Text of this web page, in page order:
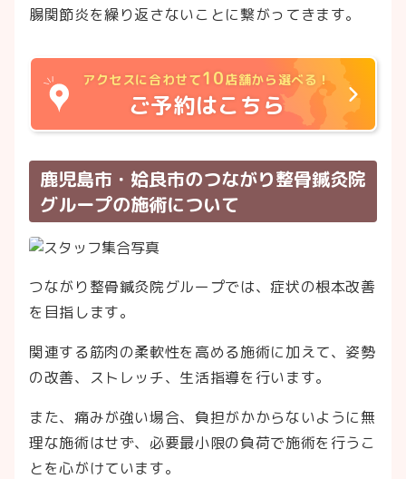
腸関節炎を繰り返さないことに繋がってきます。
アクセスに合わせて10店舗から選べる！
ご予約はこちら
鹿児島市・姶良市のつながり整骨鍼灸院
グループの施術について
つながり整骨鍼灸院グループでは、症状の根本改善
を目指します。
関連する筋肉の柔軟性を高める施術に加えて、姿勢
の改善、ストレッチ、生活指導を行います。
また、痛みが強い場合、負担がかからないように無
理な施術はせず、必要最小限の負荷で施術を行うこ
とを心がけています。